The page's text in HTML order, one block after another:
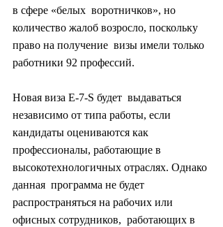
в сфере «белых  воротничков», но
количество жалоб возросло, поскольку
право на получение  визы имели только
работники 92 профессий.
Новая виза E-7-S будет  выдаваться
независимо от типа работы, если
кандидаты оцениваются как
профессионалы, работающие в
высокотехнологичных отраслях. Однако
данная  программа не будет
распространяться на рабочих или
офисных сотрудников,  работающих в